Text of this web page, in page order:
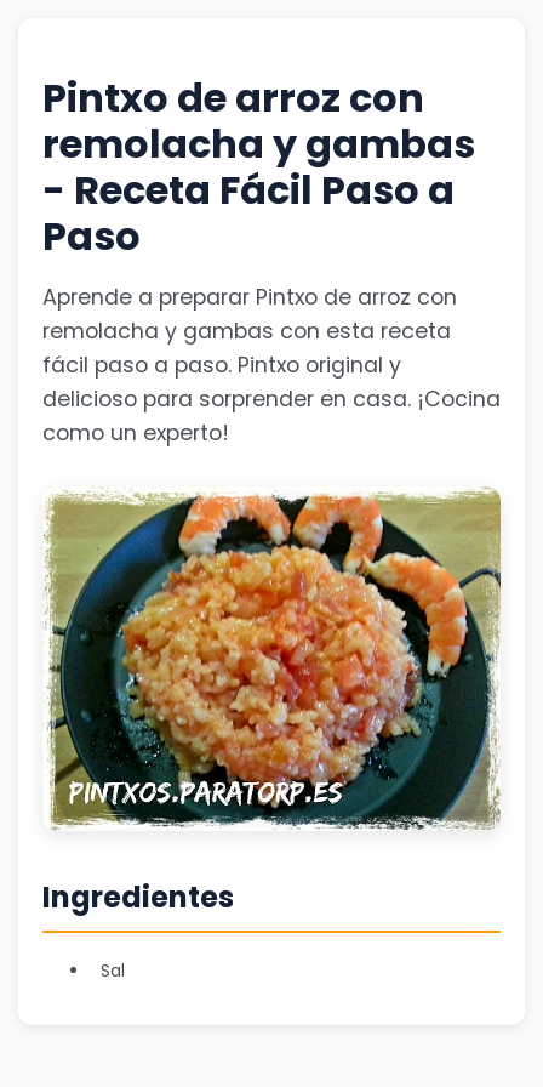
Pintxo de arroz con
remolacha y gambas
- Receta Fácil Paso a
Paso
Aprende a preparar Pintxo de arroz con
remolacha y gambas con esta receta
fácil paso a paso. Pintxo original y
delicioso para sorprender en casa. ¡Cocina
como un experto!
Ingredientes
Sal